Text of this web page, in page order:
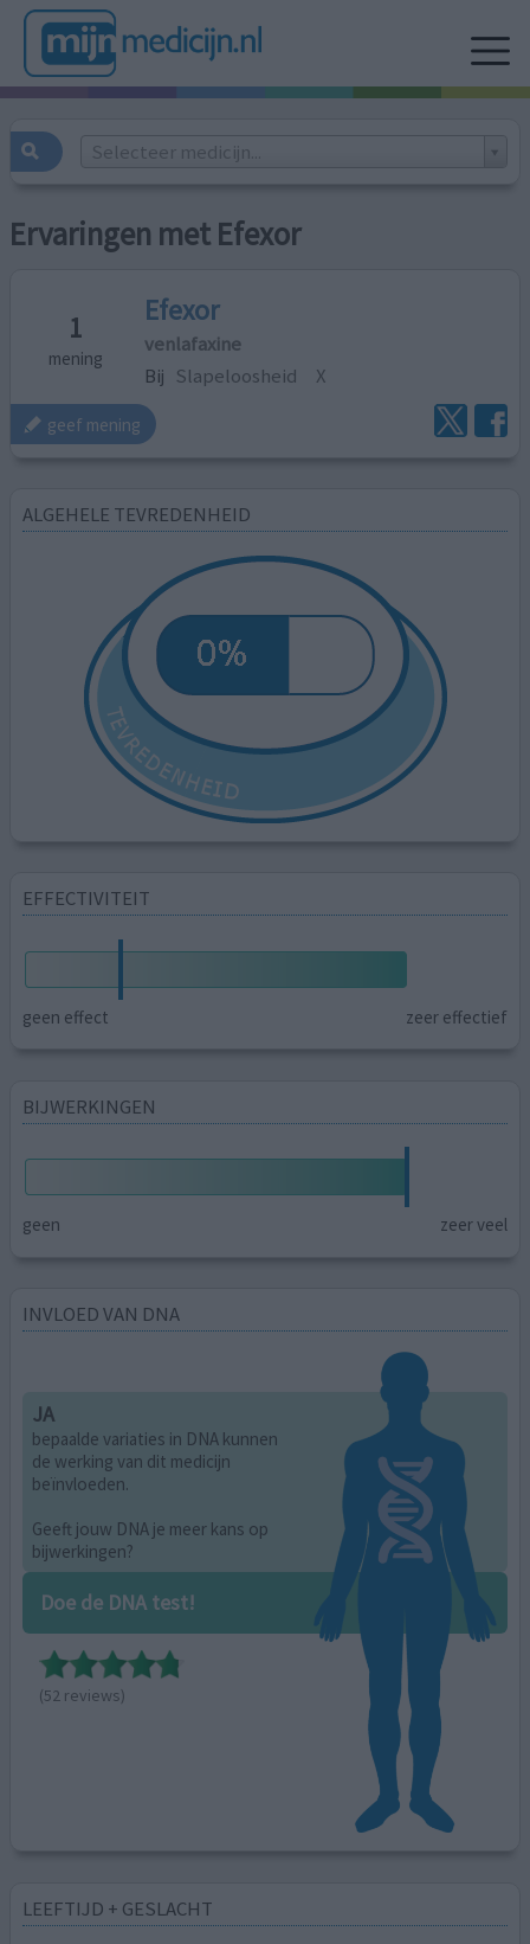
Selecteer medicijn...
Ervaringen met Efexor
1
mening
Efexor
venlafaxine
Bij Slapeloosheid X
geef mening
ALGEHELE TEVREDENHEID
EFFECTIVITEIT
geen effect zeer effectief
BIJWERKINGEN
geen zeer veel
INVLOED VAN DNA
JA
bepaalde variaties in DNA kunnen
de werking van dit medicijn
beïnvloeden.
Geeft jouw DNA je meer kans op
bijwerkingen?
Doe de DNA test!
(52 reviews)
LEEFTIJD + GESLACHT